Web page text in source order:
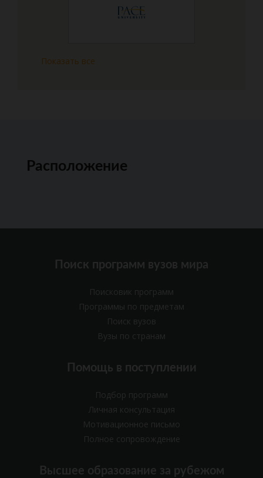
Показать все
Расположение
Поиск программ вузов мира
Поисковик программ
Программы по предметам
Поиск вузов
Вузы по странам
Помощь в поступлении
Подбор программ
Личная консультация
Мотивационное письмо
Полное сопровождение
Высшее образование за рубежом